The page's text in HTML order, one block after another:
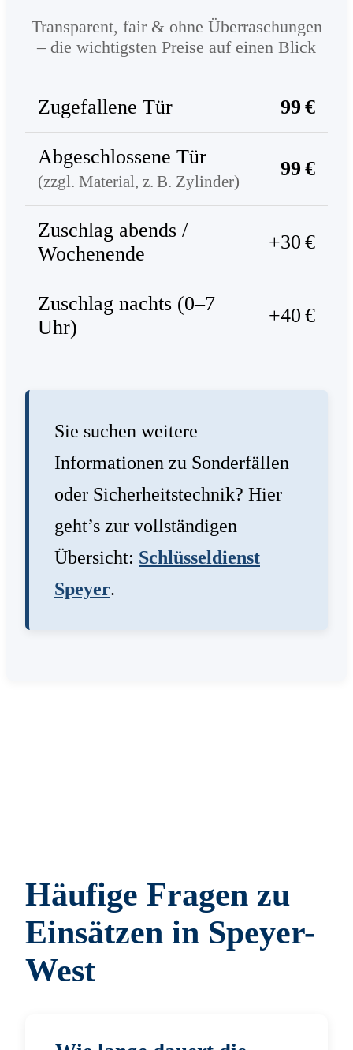
Transparent, fair & ohne Überraschungen
– die wichtigsten Preise auf einen Blick
Zugefallene Tür 99 €
Abgeschlossene Tür
(zzgl. Material, z. B. Zylinder)
99 €
Zuschlag abends /
Wochenende
+30 €
Zuschlag nachts (0–7
Uhr)
+40 €
Sie suchen weitere
Informationen zu Sonderfällen
oder Sicherheitstechnik? Hier
geht’s zur vollständigen
Übersicht: Schlüsseldienst
Speyer.
Häufige Fragen zu
Einsätzen in Speyer-
West